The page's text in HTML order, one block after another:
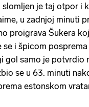
slomljen je taj otpor i
u zadnjoj minuti
proigrava Šukera
se i špicom
gol samo je potvrdio
se u 63. minuti
estonskom